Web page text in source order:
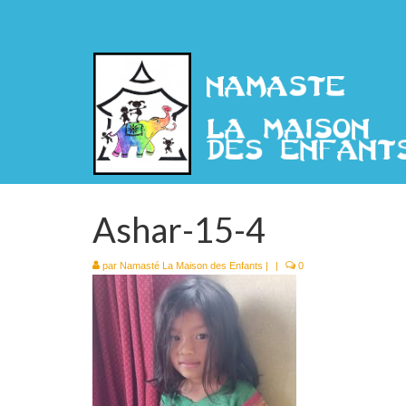
Ashar-15-4
par Namasté La Maison des Enfants | | 0